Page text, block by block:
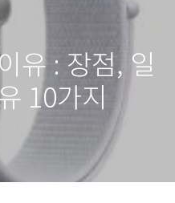
유 : 장점, 일
10가지